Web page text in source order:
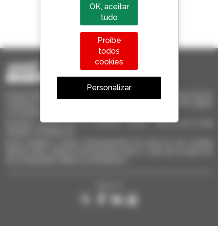
1 em cada 4 telescópicos
Encontre rapidamente os materiais usados, adicione-os à sua
OK, aceitar
tudo
Proíbe
todos
cookies
Personalizar